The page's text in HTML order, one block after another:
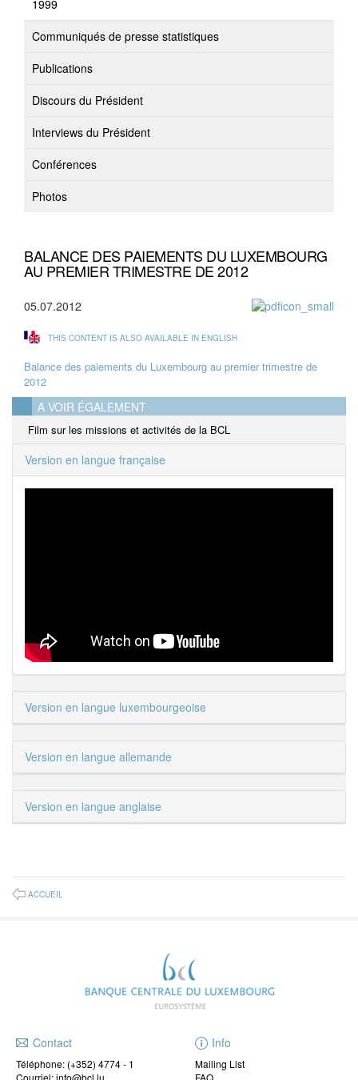
1999
Communiqués de presse statistiques
Publications
Discours du Président
Interviews du Président
Conférences
Photos
BALANCE DES PAIEMENTS DU LUXEMBOURG
AU PREMIER TRIMESTRE DE 2012
05.07.2012
THIS CONTENT IS ALSO AVAILABLE IN ENGLISH
Balance des paiements du Luxembourg au premier trimestre de
2012
A VOIR ÉGALEMENT
Film sur les missions et activités de la BCL
Version en langue française
Version en langue luxembourgeoise
Version en langue allemande
Version en langue anglaise
ACCUEIL
Contact
Téléphone: (+352) 4774 - 1
Info
Mailing List